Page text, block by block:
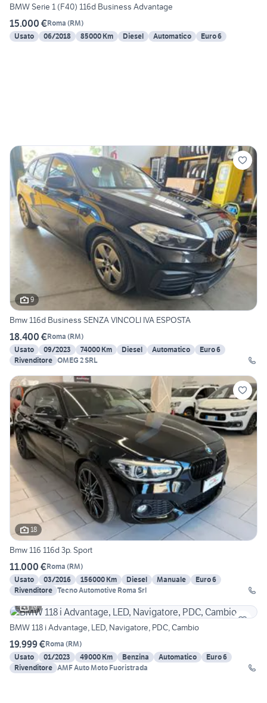
BMW Serie 1 (F40) 116d Business Advantage
15.000 €Roma (RM)
Usato
06/2018 85000 Km Diesel Automatico Euro 6
9
Bmw 116d Business SENZA VINCOLI IVA ESPOSTA
18.400 €Roma (RM)
Usato
09/2023 74000 Km Diesel Automatico
Euro 6
Rivenditore OMEG 2 SRL
18
Bmw 116 116d 3p. Sport
11.000 €Roma (RM)
Usato
03/2016 156000 Km Diesel Manuale
Euro 6
Rivenditore Tecno Automotive Roma Srl
19
BMW 118 i Advantage, LED, Navigatore, PDC, Cambio
19.999 €Roma (RM)
Usato
01/2023 49000 Km Benzina Automatico
Euro 6
Rivenditore AMF Auto Moto Fuoristrada